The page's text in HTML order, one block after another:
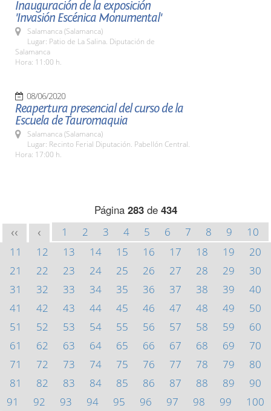
Inauguración de la exposición
'Invasión Escénica Monumental'
Salamanca (Salamanca)
Lugar: Patio de La Salina. Diputación de
Salamanca
Hora: 11:00 h.
08/06/2020
Reapertura presencial del curso de la
Escuela de Tauromaquia
Salamanca (Salamanca)
Lugar: Recinto Ferial Diputación. Pabellón Central.
Hora: 17:00 h.
Página 283de 434
<< < 1 2 3 4 5 6 7 8 9
10
11
12 13 14 15 16 17 18 19
20
21
22 23 24 25 26 27 28 29
30
31
32 33 34 35 36 37 38 39
40
41
42 43 44 45 46 47 48 49
50
51
52 53 54 55 56 57 58 59
60
61
62 63 64 65 66 67 68 69
70
71
72 73 74 75 76 77 78 79
80
81
82 83 84 85 86 87 88 89
90
91
92 93 94 95 96 97 98 99
100